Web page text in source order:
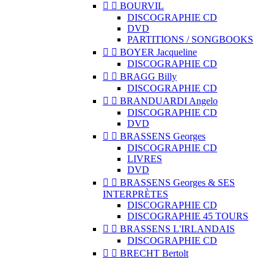
  BOURVIL
DISCOGRAPHIE CD
DVD
PARTITIONS / SONGBOOKS
  BOYER Jacqueline
DISCOGRAPHIE CD
  BRAGG Billy
DISCOGRAPHIE CD
  BRANDUARDI Angelo
DISCOGRAPHIE CD
DVD
  BRASSENS Georges
DISCOGRAPHIE CD
LIVRES
DVD
  BRASSENS Georges & SES
INTERPRÈTES
DISCOGRAPHIE CD
DISCOGRAPHIE 45 TOURS
  BRASSENS L'IRLANDAIS
DISCOGRAPHIE CD
  BRECHT Bertolt